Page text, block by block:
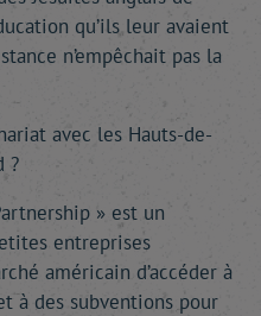
qu’ils leur avaient
n’empêchait pas la
avec les Hauts-de-
?
» est un
entreprises
américain d’accéder à
à des subventions pour